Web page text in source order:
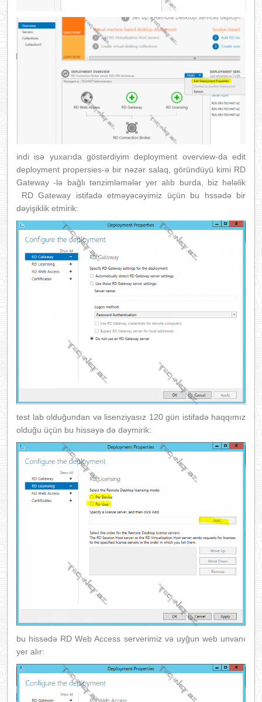
indi isə yuxarıda göstərdiyim deployment overview-da edit
deployment propersies-ə bir nəzər salaq, göründüyü kimi RD
Gateway -lə bağlı tənzimləmələr yer alıb burda, biz hələlik
RD Gateway istifadə etməyəcəyimiz üçün bu hssədə bir
dəyişiklik etmirik:
test lab olduğundan və lisenziyasız 120 gün istifadə haqqımız
olduğu üçün bu hissəyə də dəymirik:
bu hissədə RD Web Access serverimiz və uyğun web unvanı
yer alır: